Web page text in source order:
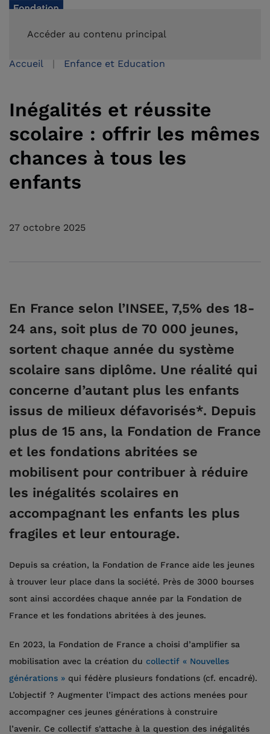
Accéder au contenu principal
Accueil Enfance et Education
Inégalités et réussite
scolaire : offrir les mêmes
chances à tous les
enfants
27 octobre 2025
En France selon l’INSEE, 7,5% des 18-
24 ans, soit plus de 70 000 jeunes,
sortent chaque année du système
scolaire sans diplôme. Une réalité qui
concerne d’autant plus les enfants
issus de milieux défavorisés*. Depuis
plus de 15 ans, la Fondation de France
et les fondations abritées se
mobilisent pour contribuer à réduire
les inégalités scolaires en
accompagnant les enfants les plus
fragiles et leur entourage.
Depuis sa création, la Fondation de France aide les jeunes
à trouver leur place dans la société. Près de 3000 bourses
sont ainsi accordées chaque année par la Fondation de
France et les fondations abritées à des jeunes.
En 2023, la Fondation de France a choisi d’amplifier sa
mobilisation avec la création du collectif « Nouvelles
générations » qui fédère plusieurs fondations (cf. encadré).
L’objectif ? Augmenter l’impact des actions menées pour
accompagner ces jeunes générations à construire
l’avenir. Ce collectif s'attache à la question des inégalités